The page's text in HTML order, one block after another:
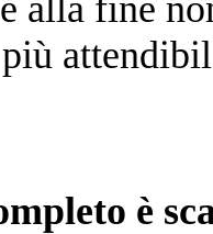
alla fine
è